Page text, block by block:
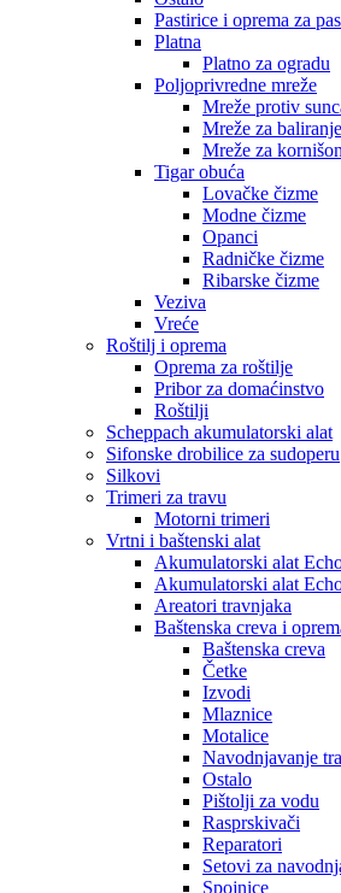
Pastirice i oprema za
Platna
Platno za ogradu
Poljoprivredne mreže
Mreže protiv
Mreže za baliranje
Mreže za
Tigar obuća
Lovačke čizme
Modne čizme
Opanci
Radničke čizme
Ribarske čizme
Veziva
Vreće
Roštilj i oprema
Oprema za roštilje
Pribor za domaćinstvo
Roštilji
Scheppach akumulatorski alat
Sifonske drobilice za sudoperu
Silkovi
Trimeri za travu
Motorni trimeri
Vrtni i baštenski alat
Akumulatorski alat
Akumulatorski alat
Areatori travnjaka
Baštenska creva i
Baštenska creva
Četke
Izvodi
Mlaznice
Motalice
Navodnjavanje
Ostalo
Pištolji za vodu
Rasprskivači
Reparatori
Setovi za
Spojnice